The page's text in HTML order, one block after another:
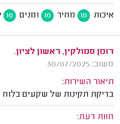
איכות 10 מחיר 10 זמנים 10
רומן סמולקין, ראשון לציון.
משוב: 30/07/2025
תיאור השירות:
בדיקת תקינות של שקעים
חוות דעת: